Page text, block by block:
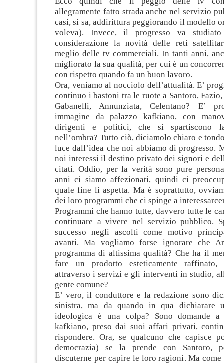
allegramente fatto strada anche nel servizio
casi, si sa, addirittura peggiorando il modello
voleva). Invece, il progresso va
considerazione la novità delle reti
meglio delle tv commerciali. In tanti anni,
migliorato la sua qualità, per cui è un
con rispetto quando fa un buon lavoro.
Ora, veniamo al nocciolo dell’attualità. E’
continuo i bastoni tra le ruote a Santoro,
Gabanelli, Annunziata, Celentano? E’
immagine da palazzo kafkiano, con
dirigenti e politici, che si spartiscono
nell’ombra? Tutto ciò, diciamolo chiaro e
luce dall’idea che noi abbiamo di progresso.
noi interessi il destino privato dei signori e
citati. Oddio, per la verità sono pure
anni ci siamo affezionati, quindi ci
quale fine li aspetta. Ma è soprattutto,
dei loro programmi che ci spinge a
Programmi che hanno tutte, davvero tutte le
continuare a vivere nel servizio pubblico.
successo negli ascolti come motivo
avanti. Ma vogliamo forse ignorare che
programma di altissima qualità? Che ha il
fare un prodotto esteticamente
attraverso i servizi e gli interventi in studio,
gente comune?
E’ vero, il conduttore e la redazione sono
sinistra, ma da quando in qua dichiarare
ideologica è una colpa? Sono domande
kafkiano, preso dai suoi affari privati,
rispondere. Ora, se qualcuno che capisce
democrazia) se la prende con Santoro,
discuterne per capire le loro ragioni. Ma